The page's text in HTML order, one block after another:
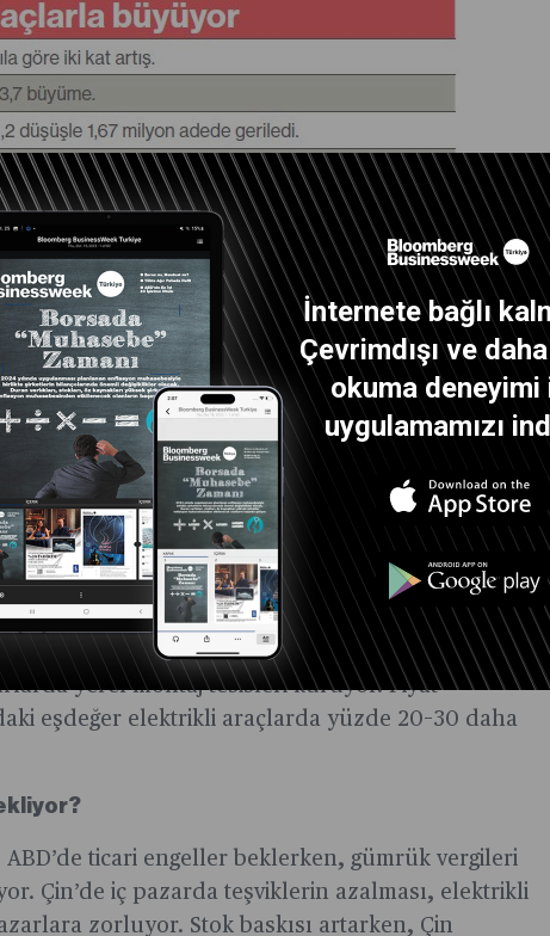
İnternete bağlı
Çevrimdışı ve
okuma deneyimi
uygulamamızı
faktörleri
lider; düşük maliyetli EV ihracatıyla rekabet
ise akıllı sürüş sistemleri ve OTA
Yerelleşme stratejisi açısından artan gümrük
yerel montaj tesisleri kuruyor. Fiyat
eşdeğer elektrikli araçlarda yüzde 20–30 daha
ticari engeller beklerken, gümrük vergileri
Çin’de iç pazarda teşviklerin azalması, elektrikli
zorluyor. Stok baskısı artarken, Çin